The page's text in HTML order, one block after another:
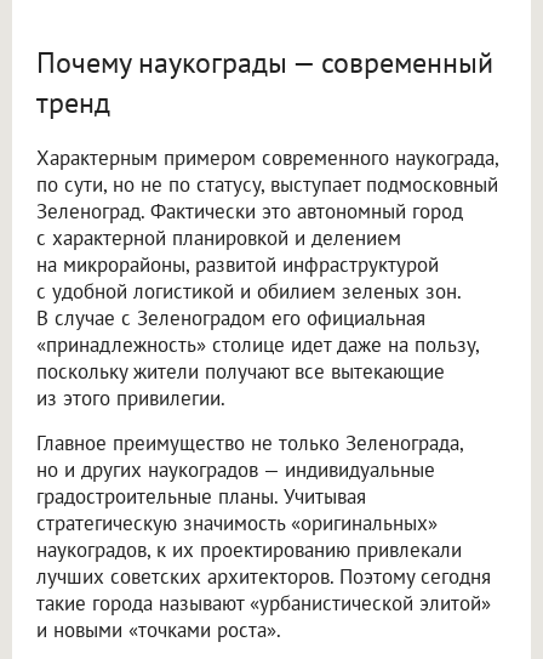
Почему наукограды — современный
тренд
Характерным примером современного наукограда,
по сути, но не по статусу, выступает подмосковный
Зеленоград. Фактически это автономный город
с характерной планировкой и делением
на микрорайоны, развитой инфраструктурой
с удобной логистикой и обилием зеленых зон.
В случае с Зеленоградом его официальная
«принадлежность» столице идет даже на пользу,
поскольку жители получают все вытекающие
из этого привилегии.
Главное преимущество не только Зеленограда,
но и других наукоградов — индивидуальные
градостроительные планы. Учитывая
стратегическую значимость «оригинальных»
наукоградов, к их проектированию привлекали
лучших советских архитекторов. Поэтому сегодня
такие города называют «урбанистической элитой»
и новыми «точками роста».